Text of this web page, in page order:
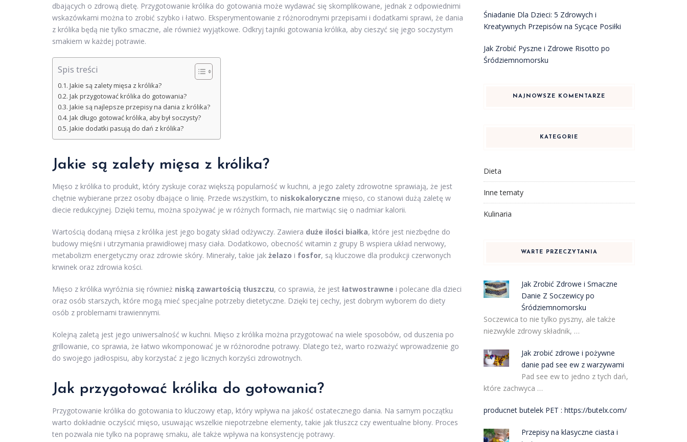
dbających o zdrową dietę. Przygotowanie królika do gotowania może wydawać się skomplikowane, jednak z odpowiednimi
wskazówkami można to zrobić szybko i łatwo. Eksperymentowanie z różnorodnymi przepisami i dodatkami sprawi, że dania
z królika będą nie tylko smaczne, ale również wyjątkowe. Odkryj tajniki gotowania królika, aby cieszyć się jego soczystym
smakiem w każdej potrawie.
Spis treści
Jakie są zalety mięsa z królika?
Jak przygotować królika do gotowania?
Jakie są najlepsze przepisy na dania z królika?
Jak długo gotować królika, aby był soczysty?
Jakie dodatki pasują do dań z królika?
Jakie są zalety mięsa z królika?
Mięso z królika to produkt, który zyskuje coraz większą popularność w kuchni, a jego zalety zdrowotne sprawiają, że jest
chętnie wybierane przez osoby dbające o linię. Przede wszystkim, to niskokaloryczne mięso, co stanowi dużą zaletę w
diecie redukcyjnej. Dzięki temu, można spożywać je w różnych formach, nie martwiąc się o nadmiar kalorii.
Wartością dodaną mięsa z królika jest jego bogaty skład odżywczy. Zawiera duże ilości białka, które jest niezbędne do
budowy mięśni i utrzymania prawidłowej masy ciała. Dodatkowo, obecność witamin z grupy B wspiera układ nerwowy,
metabolizm energetyczny oraz zdrowie skóry. Minerały, takie jak żelazo i fosfor, są kluczowe dla produkcji czerwonych
krwinek oraz zdrowia kości.
Mięso z królika wyróżnia się również niską zawartością tłuszczu, co sprawia, że jest łatwostrawne i polecane dla dzieci
oraz osób starszych, które mogą mieć specjalne potrzeby dietetyczne. Dzięki tej cechy, jest dobrym wyborem do diety
osób z problemami trawiennymi.
Kolejną zaletą jest jego uniwersalność w kuchni. Mięso z królika można przygotować na wiele sposobów, od duszenia po
grillowanie, co sprawia, że łatwo wkomponować je w różnorodne potrawy. Dlatego też, warto rozważyć wprowadzenie go
do swojego jadłospisu, aby korzystać z jego licznych korzyści zdrowotnych.
Jak przygotować królika do gotowania?
Przygotowanie królika do gotowania to kluczowy etap, który wpływa na jakość ostatecznego dania. Na samym początku
warto dokładnie oczyścić mięso, usuwając wszelkie niepotrzebne elementy, takie jak tłuszcz czy ewentualne błony. Proces
ten pozwala nie tylko na poprawę smaku, ale także wpływa na konsystencję potrawy.
Śniadanie Dla Dzieci: 5 Zdrowych i
Kreatywnych Przepisów na Sycące Posiłki
Jak Zrobić Pyszne i Zdrowe Risotto po
Śródziemnomorsku
NAJNOWSZE KOMENTARZE
KATEGORIE
Dieta
Inne tematy
Kulinaria
WARTE PRZECZYTANIA
Jak Zrobić Zdrowe i Smaczne
Danie Z Soczewicy po
Śródziemnomorsku
Soczewica to nie tylko pyszny, ale także
niezwykle zdrowy składnik, …
Jak zrobić zdrowe i pożywne
danie pad see ew z warzywami
Pad see ew to jedno z tych dań,
które zachwyca …
producnet butelek PET : https://butelx.com/
Przepisy na klasyczne ciasta i